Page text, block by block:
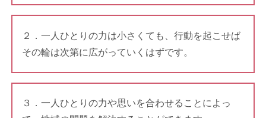
２．一人ひとりの力は小さくても、行動を起こせば
その輪は次第に広がっていくはずです。
３．一人ひとりの力や思いを合わせることによっ